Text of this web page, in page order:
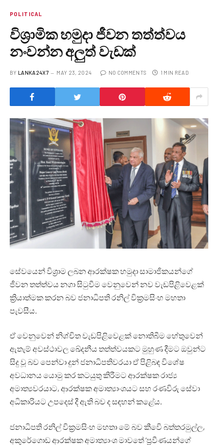
POLITICAL
විශ්‍රාමික හමුදා ජීවන තත්ත්වය
නංවන්න අලුත් වැඩක්
BY LANKA24X7 MAY 23, 2024 NO COMMENTS 1 MIN READ
සේවයෙන් විශ්‍රාම ලබන ආරක්ෂක හමුදා සාමාජිකයන්ගේ
ජීවන තත්ත්වය නගා සිටුවීම වෙනුවෙන් නව වැඩපිළිවෙළක්
ක්‍රියාත්මක කරන බව ජනාධිපති රනිල් වික්‍රමසිංහ මහතා
පැවසීය.
ඒ වෙනුවෙන් නිශ්චිත වැඩපිළිවෙළක් නොතිබීම හේතුවෙන්
ඇතැම් අවස්ථාවල ඛේදනීය තත්ත්වයකට මුහුණ දීමට ඔවුන්ට
සිදු වූ බව පෙන්වා දුන් ජනාධිපතිවරයා ඒ පිළිබඳ විශේෂ
අවධානය යොමු කර කටයුතු කිරීමට ආරක්ෂක රාජ්‍ය
අමාත්‍යවරයාට, ආරක්ෂක අමාත්‍යාංශයට සහ රණවිරු සේවා
අධිකාරියට උපදෙස් දී ඇති බව ද සඳහන් කළේය.
ජනාධිපති රනිල් වික්‍රමසිංහ මහතා මේ බව කීවෙි බත්තරමුල්‍ල,
අකුරේගොඩ ආරක්ෂක අමාත්‍යාංශ මාවතේ ‘ප්‍රවීණයන්ගේ